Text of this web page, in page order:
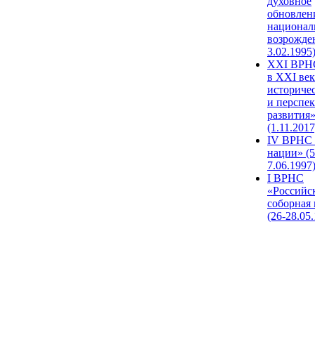
3.02.1995)
XХI
в XXI
и
развития»
IV ВРНС
нации»
7.06.1997)
I ВРНС
(26-